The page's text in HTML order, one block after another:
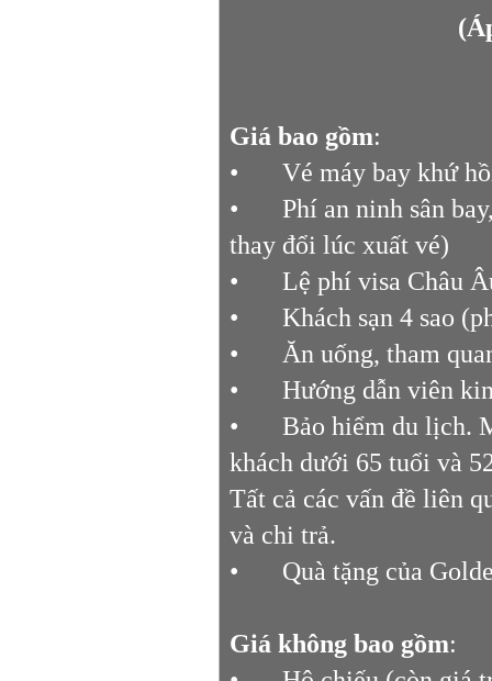
Giá bao gồm:
•
Vé máy bay khứ
•
Phí an ninh sân
thay đổi lúc xuất vé)
•
Lệ phí visa Châu
•
Khách sạn 4 sao
•
Ăn uống, tham
•
Hướng dẫn viên
•
Bảo hiểm du lịch.
khách dưới 65 tuổi và
Tất cả các vấn đề liên
và chi trả.
•
Quà tặng của
Giá không bao gồm: